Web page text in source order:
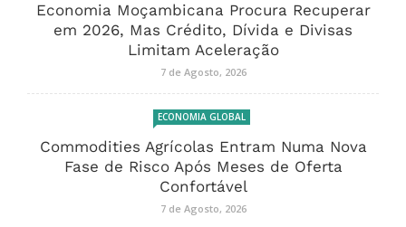
Economia Moçambicana Procura Recuperar
em 2026, Mas Crédito, Dívida e Divisas
Limitam Aceleração
7 de Agosto, 2026
ECONOMIA GLOBAL
Commodities Agrícolas Entram Numa Nova
Fase de Risco Após Meses de Oferta
Confortável
7 de Agosto, 2026